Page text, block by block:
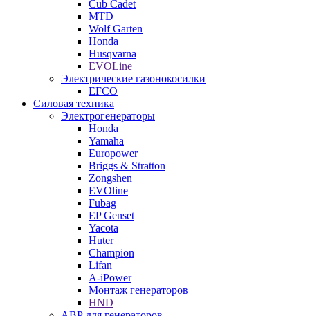
Cub Cadet
MTD
Wolf Garten
Honda
Husqvarna
EVOLine
Электрические газонокосилки
EFCO
Силовая техника
Электрогенераторы
Honda
Yamaha
Europower
Briggs & Stratton
Zongshen
EVOline
Fubag
EP Genset
Yacota
Huter
Champion
Lifan
A-iPower
Монтаж генераторов
HND